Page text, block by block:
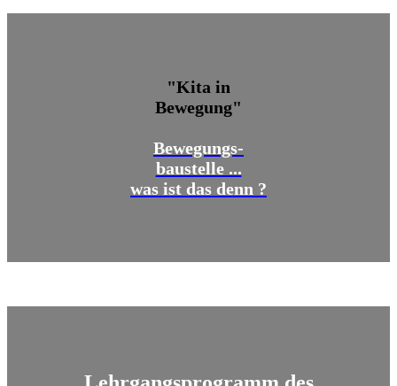
"Kita in
Bewegung"
Bewegungs-
baustelle ...
was ist das denn ?